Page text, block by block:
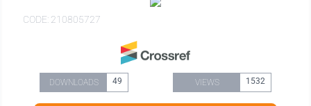
CODE: 210805727
DOWNLOADS 49 VIEWS 1532